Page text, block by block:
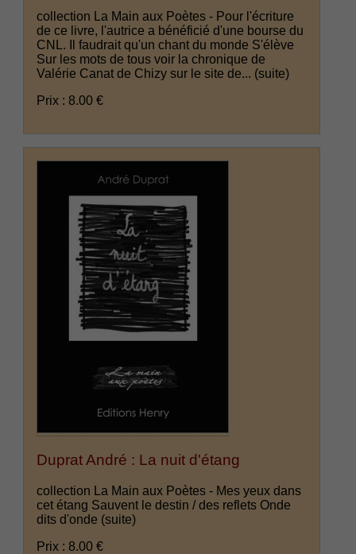
collection La Main aux Poètes - Pour l'écriture
de ce livre, l'autrice a bénéficié d'une bourse du
CNL. Il faudrait qu'un chant du monde S'élève
Sur les mots de tous voir la chronique de
Valérie Canat de Chizy sur le site de... (suite)
Prix : 8.00 €
Duprat André : La nuit d'étang
collection La Main aux Poètes - Mes yeux dans
cet étang Sauvent le destin / des reflets Onde
dits d'onde (suite)
Prix : 8.00 €